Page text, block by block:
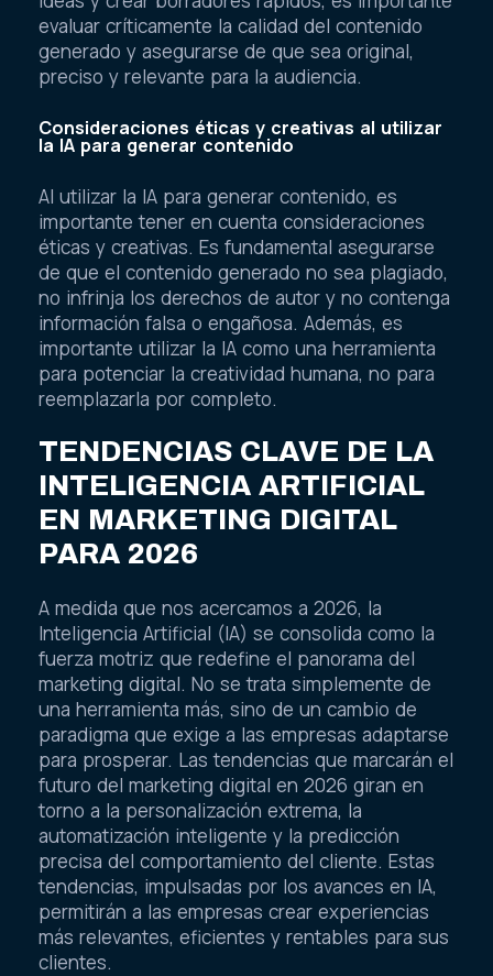
evaluar críticamente la calidad del contenido
generado y asegurarse de que sea original,
preciso y relevante para la audiencia.
Consideraciones éticas y creativas al utilizar
la IA para generar contenido
Al utilizar la IA para generar contenido, es
importante tener en cuenta consideraciones
éticas y creativas. Es fundamental asegurarse
de que el contenido generado no sea plagiado,
no infrinja los derechos de autor y no contenga
información falsa o engañosa. Además, es
importante utilizar la IA como una herramienta
para potenciar la creatividad humana, no para
reemplazarla por completo.
TENDENCIAS CLAVE DE LA
INTELIGENCIA ARTIFICIAL
EN MARKETING DIGITAL
PARA 2026
A medida que nos acercamos a 2026, la
Inteligencia Artificial (IA) se consolida como la
fuerza motriz que redefine el panorama del
marketing digital. No se trata simplemente de
una herramienta más, sino de un cambio de
paradigma que exige a las empresas adaptarse
para prosperar. Las tendencias que marcarán el
futuro del marketing digital en 2026 giran en
torno a la personalización extrema, la
automatización inteligente y la predicción
precisa del comportamiento del cliente. Estas
tendencias, impulsadas por los avances en IA,
permitirán a las empresas crear experiencias
más relevantes, eficientes y rentables para sus
clientes.